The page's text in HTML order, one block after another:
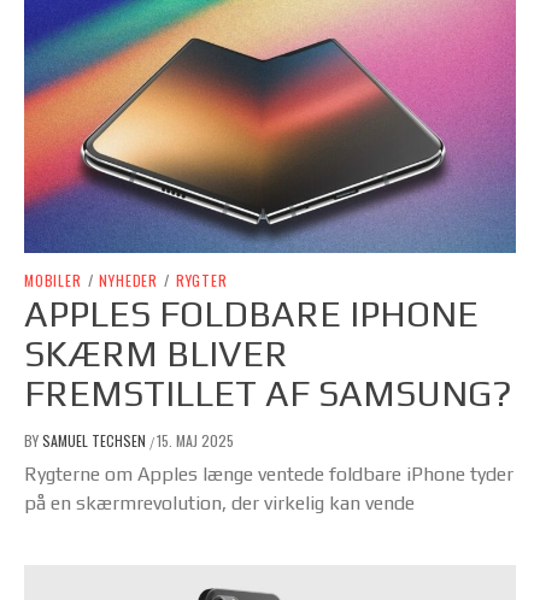
MOBILER / NYHEDER / RYGTER
APPLES FOLDBARE IPHONE
SKÆRM BLIVER
FREMSTILLET AF SAMSUNG?
BYSAMUEL TECHSEN /15. MAJ 2025
Rygterne om Apples længe ventede foldbare iPhone tyder
på en skærmrevolution, der virkelig kan vende